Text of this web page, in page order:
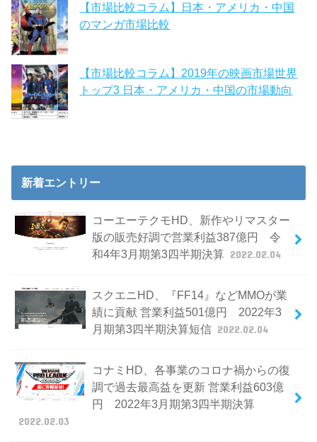
【市場比較コラム】日本・アメリカ・中国
のマンガ市場比較
【市場比較コラム】2019年の映画市場世界
トップ3 日本・アメリカ・中国の市場動向
新着エントリー
コーエーテクモHD、新作やリマスター
版の販売好調で営業利益387億円 令
和4年3月期第3四半期決算 2022.02.04
スクエニHD、『FF14』などMMOが業
績に貢献 営業利益501億円 2022年3
月期第3四半期決算短信 2022.02.04
コナミHD、各事業のコロナ禍からの復
調で過去最高益を更新 営業利益603億
円 2022年3月期第3四半期決算
2022.02.03